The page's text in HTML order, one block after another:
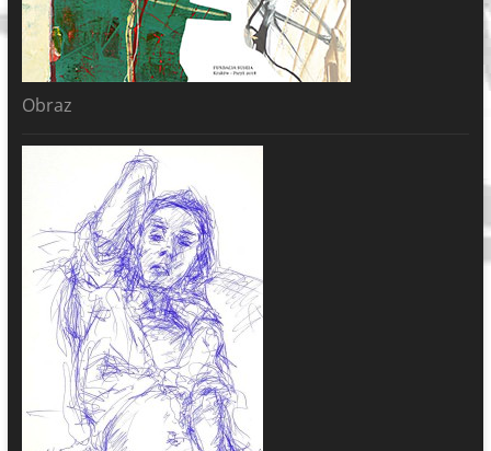
Obraz